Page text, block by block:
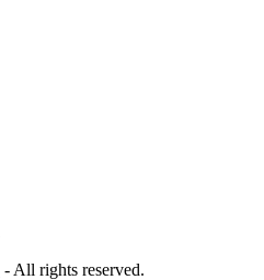
- All rights reserved.